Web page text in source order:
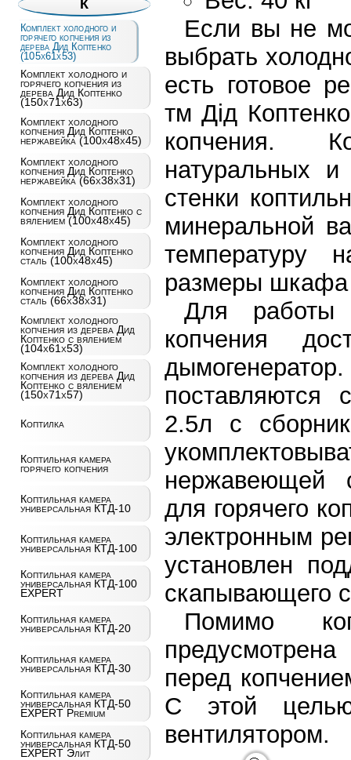
К
Комплект холодного и
горячего копчения из
дерева Дид Коптенко
(105х61х53)
Комплект холодного и
горячего копчения из
дерева Дид Коптенко
(150х71х63)
Комплект холодного
копчения Дид Коптенко
нержавейка (100х48х45)
Комплект холодного
копчения Дид Коптенко
нержавейка (66х38х31)
Комплект холодного
копчения Дид Коптенко с
вялением (100х48х45)
Комплект холодного
копчения Дид Коптенко
сталь (100х48х45)
Комплект холодного
копчения Дид Коптенко
сталь (66х38х31)
Комплект холодного
копчения из дерева Дид
Коптенко с вялением
(104х61х53)
Комплект холодного
копчения из дерева Дид
Коптенко с вялением
(150х71х57)
Коптилка
Коптильная камера
горячего копчения
Коптильная камера
универсальная КТД-10
Коптильная камера
универсальная КТД-100
Коптильная камера
универсальная КТД-100
EXPERT
Коптильная камера
универсальная КТД-20
Коптильная камера
универсальная КТД-30
Коптильная камера
универсальная КТД-50
EXPERT Premium
Коптильная камера
универсальная КТД-50
EXPERT Элит
Если вы не
выбрать
есть готовое
тм Дід
копчения.
натуральных
стенки
минеральной
температуру
размеры шкафа
Для работы
копчения
поставляются
2.5л с
нержавеющей
для горячего
электронным
установлен
скапывающего
Помимо
предусмотрена
перед
С этой
вентилятором.